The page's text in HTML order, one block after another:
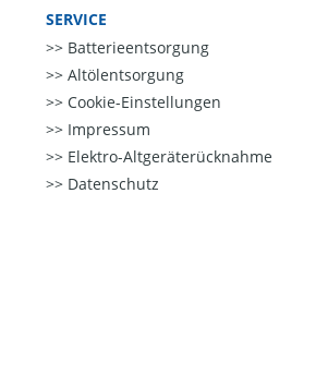
SERVICE
Batterieentsorgung
Altölentsorgung
Cookie-Einstellungen
Impressum
Elektro-Altgeräterücknahme
Datenschutz